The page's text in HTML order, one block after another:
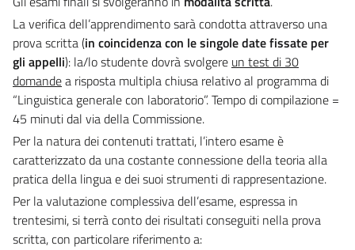
La verifica dell’apprendimento sarà condotta attraverso una
prova scritta (in coincidenza con le singole date fissate per
gli appelli): la/lo studente dovrà svolgere un test di 30
domandea risposta multipla chiusa relativo al programma di
“Linguistica generale con laboratorio”. Tempo di compilazione =
45 minuti dal via della Commissione.
Per la natura dei contenuti trattati, l’intero esame è
caratterizzato da una costante connessione della teoria alla
pratica della lingua e dei suoi strumenti di rappresentazione.
Per la valutazione complessiva dell’esame, espressa in
trentesimi, si terrà conto dei risultati conseguiti nella prova
scritta, con particolare riferimento a: